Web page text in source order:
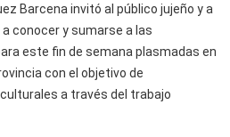
Barcena invitó al público jujeño y a
conocer y sumarse a las
este fin de semana plasmadas en
con el objetivo de
a través del trabajo